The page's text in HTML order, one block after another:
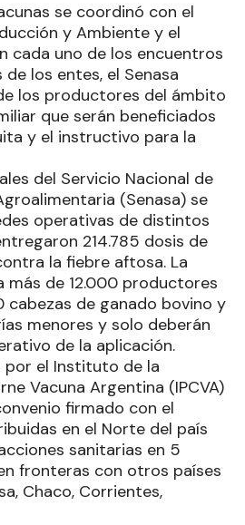
se coordinó con el
y Ambiente y el
cada uno de los encuentros
los entes, el Senasa
los productores del ámbito
que serán beneficiados
y el instructivo para la
del Servicio Nacional de
(Senasa) se
operativas de distintos
214.785 dosis de
la fiebre aftosa. La
más de 12.000 productores
cabezas de ganado bovino y
menores y solo deberán
de la aplicación.
por el Instituto de la
Vacuna Argentina (IPCVA)
firmado con el
en el Norte del país
sanitarias en 5
fronteras con otros países
Chaco, Corrientes,